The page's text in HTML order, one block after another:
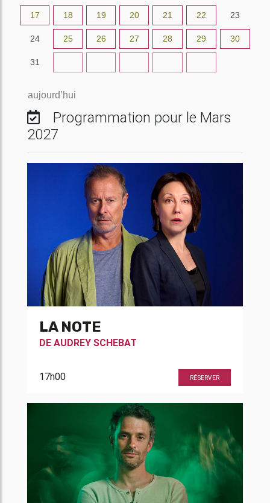
17 18 19 20 21 22 23
24 25 26 27 28 29 30
31
aujourd’hui
Programmation pour le Mars
2027
LA NOTE
DE AUDREY SCHEBAT
17h00 RÉSERVER